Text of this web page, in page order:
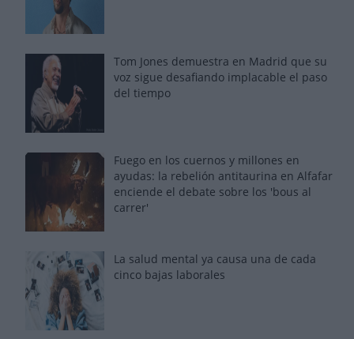
Tom Jones demuestra en Madrid que su
voz sigue desafiando implacable el paso
del tiempo
Fuego en los cuernos y millones en
ayudas: la rebelión antitaurina en Alfafar
enciende el debate sobre los 'bous al
carrer'
La salud mental ya causa una de cada
cinco bajas laborales